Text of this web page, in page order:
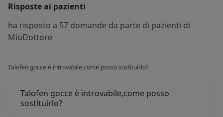
Risposte ai pazienti
ha risposto a 57 domande da parte di pazienti di
MioDottore
Talofen gocce è introvabile,come posso sostituirlo?
Talofen gocce è introvabile,come posso
sostituirlo?